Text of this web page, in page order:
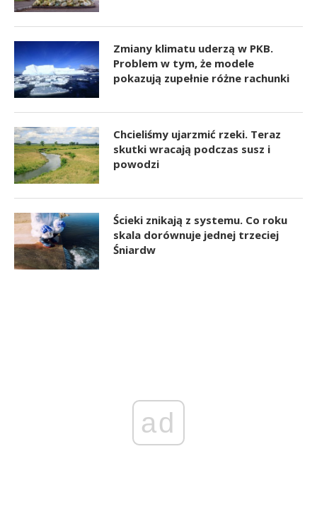
Zmiany klimatu uderzą w PKB.
Problem w tym, że modele
pokazują zupełnie różne rachunki
Chcieliśmy ujarzmić rzeki. Teraz
skutki wracają podczas susz i
powodzi
Ścieki znikają z systemu. Co roku
skala dorównuje jednej trzeciej
Śniardw
ad